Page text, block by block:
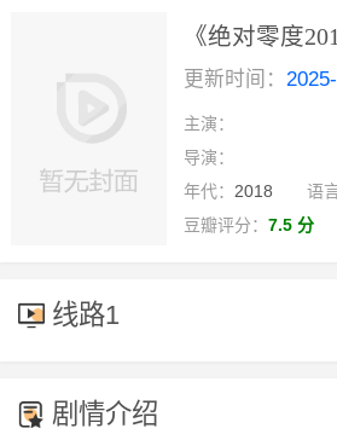
《绝对零度
-pa百家乐
更新时间：
主演：
导演：
年代： 2018 语
豆瓣评分： 7.5 分
线路1
剧情介绍